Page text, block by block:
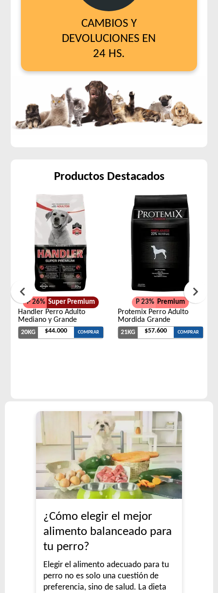
CAMBIOS Y
DEVOLUCIONES EN
24 HS.
Productos Destacados
P 26% Super Premium
Handler Perro Adulto
Mediano y Grande
20KG $44.000 COMPRAR
P 23% Premium
Protemix Perro Adulto
Mordida Grande
21KG $57.600 COMPRAR
¿Cómo elegir el mejor
alimento balanceado para
tu perro?
Elegir el alimento adecuado para tu
perro no es solo una cuestión de
preferencia, sino de salud. La dieta